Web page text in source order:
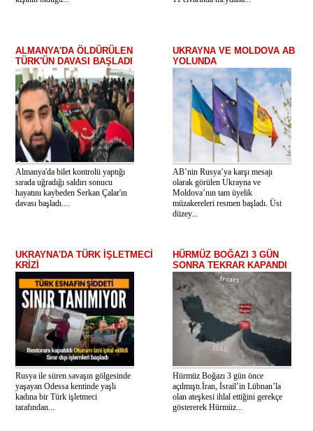
ALMANYA'DA ÖLDÜRÜLEN
TÜRK'ÜN DAVASI BAŞLADI
Almanya'da bilet kontrolü yaptığı
sırada uğradığı saldırı sonucu
hayatını kaybeden Serkan Çalar'ın
davası başladı....
UKRAYNA VE MOLDOVA AB
YOLUNDA
AB’nin Rusya’ya karşı mesajı
olarak görülen Ukrayna ve
Moldova’nın tam üyelik
müzakereleri resmen başladı. Üst
düzey...
UKRAYNA'DA TÜRK İŞLETMECİ
KRİZİ
Rusya ile süren savaşın gölgesinde
yaşayan Odessa kentinde yaşlı
kadına bir Türk işletmeci
tarafından...
HÜRMÜZ BOĞAZI 3 GÜN
SONRA TEKRAR KAPANDI
Hürmüz Boğazı 3 gün önce
açılmıştı.İran, İsrail’in Lübnan’la
olan ateşkesi ihlal ettiğini gerekçe
göstererek Hürmüz...